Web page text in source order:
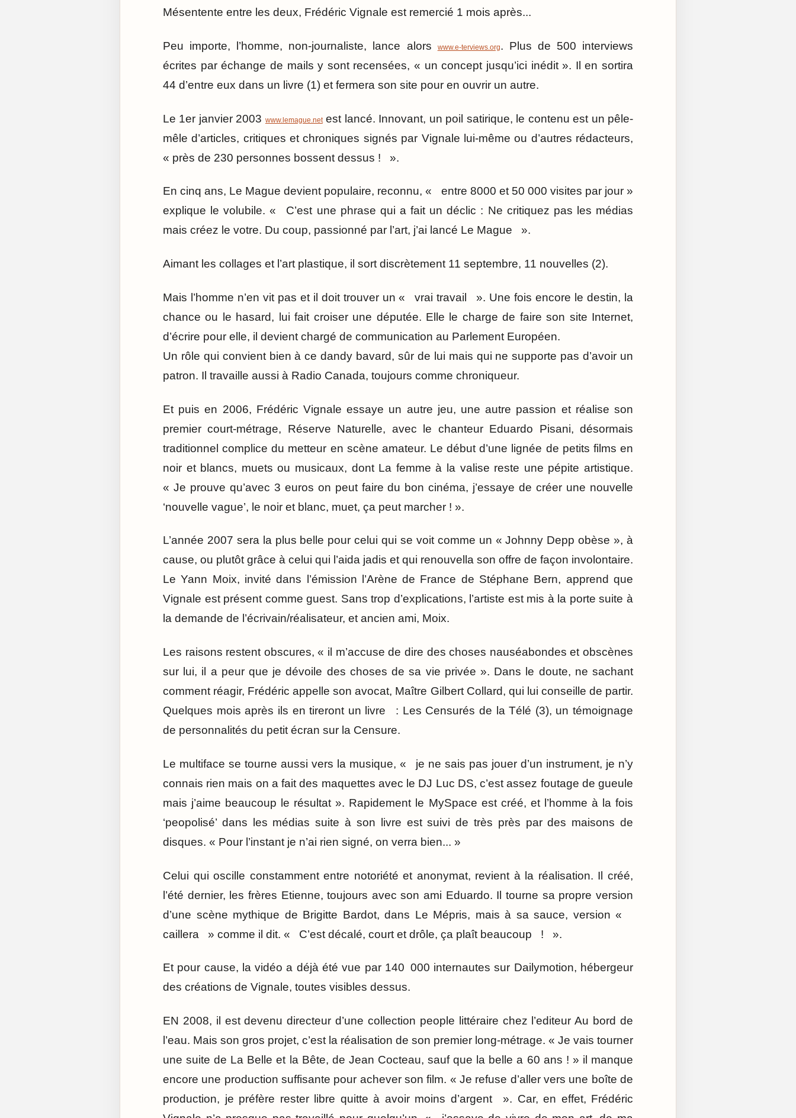
Mésentente entre les deux, Frédéric Vignale est remercié 1 mois après...
Peu importe, l’homme, non-journaliste, lance alors www.e-terviews.org. Plus de 500 interviews
écrites par échange de mails y sont recensées, « un concept jusqu’ici inédit ». Il en sortira
44 d’entre eux dans un livre (1) et fermera son site pour en ouvrir un autre.
Le 1er janvier 2003 www.lemague.netest lancé. Innovant, un poil satirique, le contenu est un pêle-
mêle d’articles, critiques et chroniques signés par Vignale lui-même ou d’autres rédacteurs,
« près de 230 personnes bossent dessus ! ».
En cinq ans, Le Mague devient populaire, reconnu, « entre 8000 et 50 000 visites par jour »
explique le volubile. « C’est une phrase qui a fait un déclic : Ne critiquez pas les médias
mais créez le votre. Du coup, passionné par l’art, j’ai lancé Le Mague ».
Aimant les collages et l’art plastique, il sort discrètement 11 septembre, 11 nouvelles (2).
Mais l’homme n’en vit pas et il doit trouver un « vrai travail ». Une fois encore le destin, la
chance ou le hasard, lui fait croiser une députée. Elle le charge de faire son site Internet,
d’écrire pour elle, il devient chargé de communication au Parlement Européen.
Un rôle qui convient bien à ce dandy bavard, sûr de lui mais qui ne supporte pas d’avoir un
patron. Il travaille aussi à Radio Canada, toujours comme chroniqueur.
Et puis en 2006, Frédéric Vignale essaye un autre jeu, une autre passion et réalise son
premier court-métrage, Réserve Naturelle, avec le chanteur Eduardo Pisani, désormais
traditionnel complice du metteur en scène amateur. Le début d’une lignée de petits films en
noir et blancs, muets ou musicaux, dont La femme à la valise reste une pépite artistique.
« Je prouve qu’avec 3 euros on peut faire du bon cinéma, j’essaye de créer une nouvelle
‘nouvelle vague’, le noir et blanc, muet, ça peut marcher ! ».
L’année 2007 sera la plus belle pour celui qui se voit comme un « Johnny Depp obèse », à
cause, ou plutôt grâce à celui qui l’aida jadis et qui renouvella son offre de façon involontaire.
Le Yann Moix, invité dans l’émission l’Arène de France de Stéphane Bern, apprend que
Vignale est présent comme guest. Sans trop d’explications, l’artiste est mis à la porte suite à
la demande de l’écrivain/réalisateur, et ancien ami, Moix.
Les raisons restent obscures, « il m’accuse de dire des choses nauséabondes et obscènes
sur lui, il a peur que je dévoile des choses de sa vie privée ». Dans le doute, ne sachant
comment réagir, Frédéric appelle son avocat, Maître Gilbert Collard, qui lui conseille de partir.
Quelques mois après ils en tireront un livre : Les Censurés de la Télé (3), un témoignage
de personnalités du petit écran sur la Censure.
Le multiface se tourne aussi vers la musique, « je ne sais pas jouer d’un instrument, je n’y
connais rien mais on a fait des maquettes avec le DJ Luc DS, c’est assez foutage de gueule
mais j’aime beaucoup le résultat ». Rapidement le MySpace est créé, et l’homme à la fois
‘peopolisé’ dans les médias suite à son livre est suivi de très près par des maisons de
disques. « Pour l’instant je n’ai rien signé, on verra bien... »
Celui qui oscille constamment entre notoriété et anonymat, revient à la réalisation. Il créé,
l’été dernier, les frères Etienne, toujours avec son ami Eduardo. Il tourne sa propre version
d’une scène mythique de Brigitte Bardot, dans Le Mépris, mais à sa sauce, version «
caillera » comme il dit. « C’est décalé, court et drôle, ça plaît beaucoup ! ».
Et pour cause, la vidéo a déjà été vue par 140 000 internautes sur Dailymotion, hébergeur
des créations de Vignale, toutes visibles dessus.
EN 2008, il est devenu directeur d’une collection people littéraire chez l’editeur Au bord de
l’eau. Mais son gros projet, c’est la réalisation de son premier long-métrage. « Je vais tourner
une suite de La Belle et la Bête, de Jean Cocteau, sauf que la belle a 60 ans ! » il manque
encore une production suffisante pour achever son film. « Je refuse d’aller vers une boîte de
production, je préfère rester libre quitte à avoir moins d’argent ». Car, en effet, Frédéric